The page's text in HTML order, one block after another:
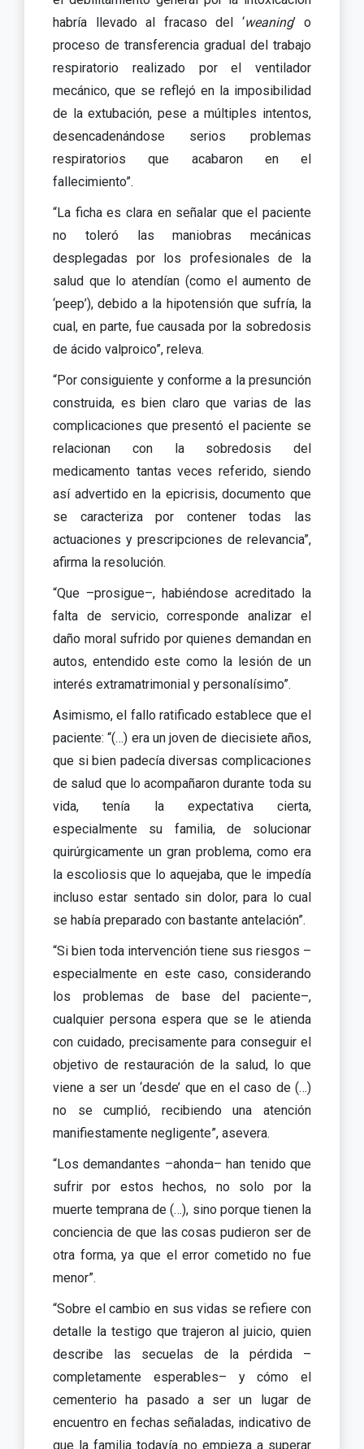
habría llevado al fracaso del ‘weaning’ o
proceso de transferencia gradual del trabajo
respiratorio realizado por el ventilador
mecánico, que se reflejó en la imposibilidad
de la extubación, pese a múltiples intentos,
desencadenándose serios problemas
respiratorios que acabaron en el
fallecimiento”.
“La ficha es clara en señalar que el paciente
no toleró las maniobras mecánicas
desplegadas por los profesionales de la
salud que lo atendían (como el aumento de
‘peep’), debido a la hipotensión que sufría, la
cual, en parte, fue causada por la sobredosis
de ácido valproico”, releva.
“Por consiguiente y conforme a la presunción
construida, es bien claro que varias de las
complicaciones que presentó el paciente se
relacionan con la sobredosis del
medicamento tantas veces referido, siendo
así advertido en la epicrisis, documento que
se caracteriza por contener todas las
actuaciones y prescripciones de relevancia”,
afirma la resolución.
“Que –prosigue–, habiéndose acreditado la
falta de servicio, corresponde analizar el
daño moral sufrido por quienes demandan en
autos, entendido este como la lesión de un
interés extramatrimonial y personalísimo”.
Asimismo, el fallo ratificado establece que el
paciente: “(…) era un joven de diecisiete años,
que si bien padecía diversas complicaciones
de salud que lo acompañaron durante toda su
vida, tenía la expectativa cierta,
especialmente su familia, de solucionar
quirúrgicamente un gran problema, como era
la escoliosis que lo aquejaba, que le impedía
incluso estar sentado sin dolor, para lo cual
se había preparado con bastante antelación”.
“Si bien toda intervención tiene sus riesgos –
especialmente en este caso, considerando
los problemas de base del paciente–,
cualquier persona espera que se le atienda
con cuidado, precisamente para conseguir el
objetivo de restauración de la salud, lo que
viene a ser un ‘desde’ que en el caso de (…)
no se cumplió, recibiendo una atención
manifiestamente negligente”, asevera.
“Los demandantes –ahonda– han tenido que
sufrir por estos hechos, no solo por la
muerte temprana de (…), sino porque tienen la
conciencia de que las cosas pudieron ser de
otra forma, ya que el error cometido no fue
menor”.
“Sobre el cambio en sus vidas se refiere con
detalle la testigo que trajeron al juicio, quien
describe las secuelas de la pérdida –
completamente esperables– y cómo el
cementerio ha pasado a ser un lugar de
encuentro en fechas señaladas, indicativo de
que la familia todavía no empieza a superar